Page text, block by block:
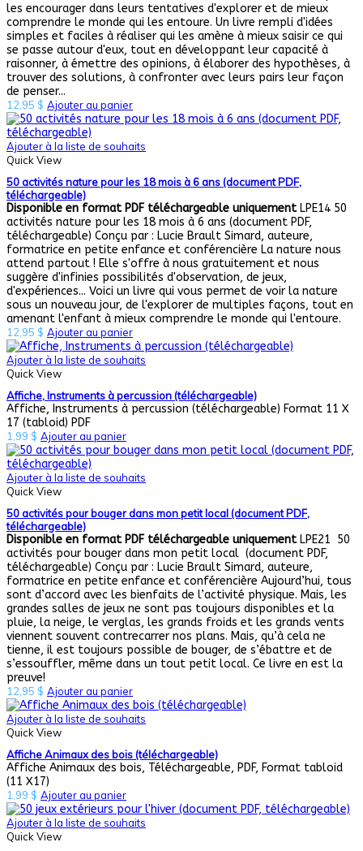
les encourager dans leurs tentatives d'explorer et de mieux
comprendre le monde qui les entoure. Un livre rempli d'idées
simples et faciles à réaliser qui les amène à mieux saisir ce qui
se passe autour d'eux, tout en développant leur capacité à
raisonner, à émettre des opinions, à élaborer des hypothèses, à
trouver des solutions, à confronter avec leurs pairs leur façon
de penser...
12,95 $ Ajouter au panier
Ajouter à la liste de souhaits
Quick View
50 activités nature pour les 18 mois à 6 ans (document PDF,
téléchargeable)
Disponible en format PDF téléchargeable uniquementLPE14 50
activités nature pour les 18 mois à 6 ans (document PDF,
téléchargeable) Conçu par : Lucie Brault Simard, auteure,
formatrice en petite enfance et conférencière La nature nous
attend partout ! Elle s'offre à nous gratuitement et nous
suggère d'infinies possibilités d'observation, de jeux,
d'expériences... Voici un livre qui vous permet de voir la nature
sous un nouveau jour, de l'explorer de multiples façons, tout en
amenant l'enfant à mieux comprendre le monde qui l'entoure.
12,95 $ Ajouter au panier
Ajouter à la liste de souhaits
Quick View
Affiche, Instruments à percussion (téléchargeable)
Affiche, Instruments à percussion (téléchargeable) Format 11 X
17 (tabloid) PDF
1,99 $ Ajouter au panier
Ajouter à la liste de souhaits
Quick View
50 activités pour bouger dans mon petit local (document PDF,
téléchargeable)
Disponible en format PDF téléchargeable uniquementLPE21 50
activités pour bouger dans mon petit local (document PDF,
téléchargeable) Conçu par : Lucie Brault Simard, auteure,
formatrice en petite enfance et conférencière Aujourd’hui, tous
sont d’accord avec les bienfaits de l’activité physique. Mais, les
grandes salles de jeux ne sont pas toujours disponibles et la
pluie, la neige, le verglas, les grands froids et les grands vents
viennent souvent contrecarrer nos plans. Mais, qu’à cela ne
tienne, il est toujours possible de bouger, de s’ébattre et de
s’essouffler, même dans un tout petit local. Ce livre en est la
preuve!
12,95 $ Ajouter au panier
Ajouter à la liste de souhaits
Quick View
Affiche Animaux des bois (téléchargeable)
Affiche Animaux des bois, Téléchargeable, PDF, Format tabloid
(11 X17)
1,99 $ Ajouter au panier
Ajouter à la liste de souhaits
Quick View